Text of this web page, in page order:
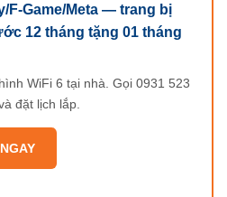
F-Game/Meta — trang bị
12 tháng tặng 01 tháng
WiFi 6 tại nhà. Gọi 0931 523
đặt lịch lắp.